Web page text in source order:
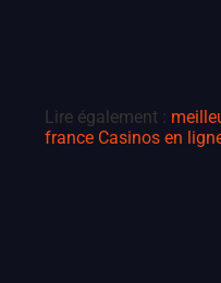
Lire également :
france Casinos en